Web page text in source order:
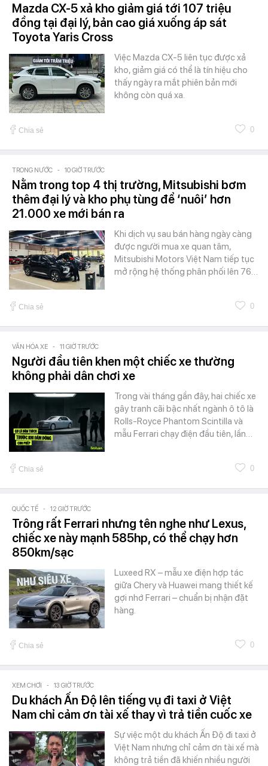
Mazda CX-5 xả kho giảm giá tới 107 triệu
đồng tại đại lý, bản cao giá xuống áp sát
Toyota Yaris Cross
Việc Mazda CX-5 liên tục được xả
kho, giảm giá có thể là tín hiệu cho
thấy ngày ra mắt phiên bản mới
không còn quá xa.
Chia sẻ 0
TRONG NƯỚC - 10 GIỜ TRƯỚC
Nằm trong top 4 thị trường, Mitsubishi bơm
thêm đại lý và kho phụ tùng để ‘nuôi’ hơn
21.000 xe mới bán ra
Khi dịch vụ sau bán hàng ngày càng
được người mua xe quan tâm,
Mitsubishi Motors Việt Nam tiếp tục
mở rộng hệ thống phân phối lên 76…
Chia sẻ 0
VĂN HÓA XE - 11 GIỜ TRƯỚC
Người đầu tiên khen một chiếc xe thường
không phải dân chơi xe
Trong vài tháng gần đây, hai chiếc xe
gây tranh cãi bậc nhất ngành ô tô là
Rolls-Royce Phantom Scintilla và
mẫu Ferrari chạy điện đầu tiên, lần…
Chia sẻ 0
QUỐC TẾ - 12 GIỜ TRƯỚC
Trông rất Ferrari nhưng tên nghe như Lexus,
chiếc xe này mạnh 585hp, có thể chạy hơn
850km/sạc
Luxeed RX – mẫu xe điện hợp tác
giữa Chery và Huawei mang thiết kế
gợi nhớ Ferrari – chuẩn bị nhận đặt
hàng.
Chia sẻ 0
XEM CHƠI - 13 GIỜ TRƯỚC
Du khách Ấn Độ lên tiếng vụ đi taxi ở Việt
Nam chỉ cảm ơn tài xế thay vì trả tiền cuốc xe
Sự việc một du khách Ấn Độ đi taxi ở
Việt Nam nhưng chỉ cảm ơn tài xế mà
không trả tiền đã khiến nhiều người